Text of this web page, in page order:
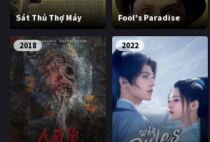
Sát Thủ Thợ Máy Fool's Paradise
2018 2022